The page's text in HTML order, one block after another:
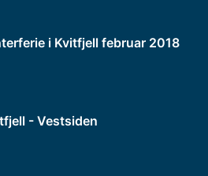
i Kvitfjell februar 2018
- Vestsiden